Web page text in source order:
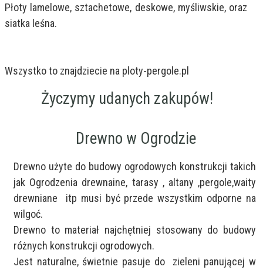
Płoty lamelowe, sztachetowe, deskowe, myśliwskie, oraz
siatka leśna.
Wszystko to znajdziecie na ploty-pergole.pl
Życzymy udanych zakupów!
Drewno w Ogrodzie
Drewno użyte do budowy ogrodowych konstrukcji takich
jak Ogrodzenia drewnaine, tarasy , altany ,pergole,waity
drewniane  itp musi być przede wszystkim odporne na
wilgoć.
Drewno to materiał najchętniej stosowany do budowy
różnych konstrukcji ogrodowych.
Jest naturalne, świetnie pasuje do  zieleni panującej w